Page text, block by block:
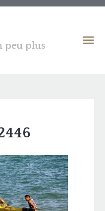
peu plus